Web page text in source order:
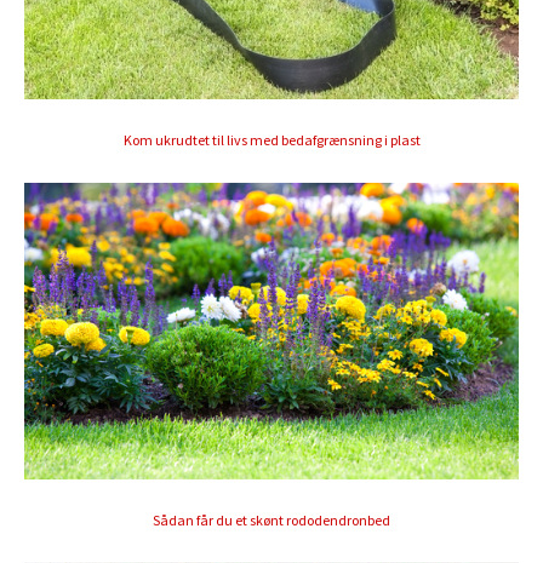
Kom ukrudtet til livs med bedafgrænsning i plast
Sådan får du et skønt rododendronbed